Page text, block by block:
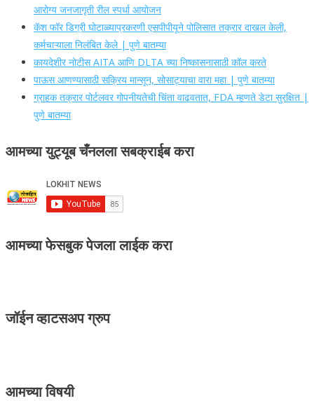
आरोग्य जनजागृती रील स्पर्धा आयोजन
कॅश फॉर डिग्री घोटाळ्याप्रकरणी एसपीपीयूने पोलिसात तक्रार दाखल केली,
कर्मचाऱ्याला निलंबित केले | पुणे बातम्या
कायदेशीर नोटीस AITA आणि DLTA च्या निष्कासनासाठी कॉल करते
पाऊस आणण्यासाठी सक्रिय मान्सून, सोसाट्याचा वारा महा | पुणे बातम्या
ग्राहक तक्रार पोर्टलवर गोपनीयतेची चिंता वाढवतात, FDA म्हणते डेटा सुरक्षित |
पुणे बातम्या
आमच्या युट्यूब चँनलला सबक्राईब करा
आमच्या फेसबुक पेजला लाईक करा
जॉईन व्हाटसअप ग्रुप
आमच्या विषयी